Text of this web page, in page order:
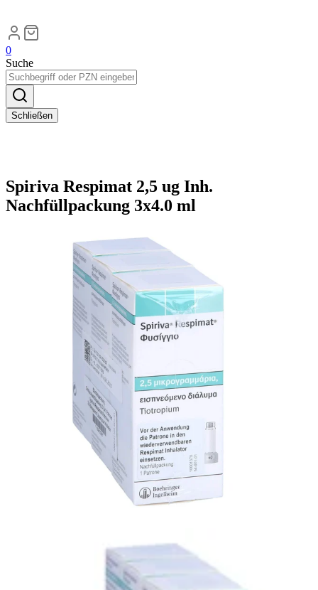
0
Suche
Schließen
Spiriva Respimat 2,5 ug Inh.
Nachfüllpackung 3x4.0 ml